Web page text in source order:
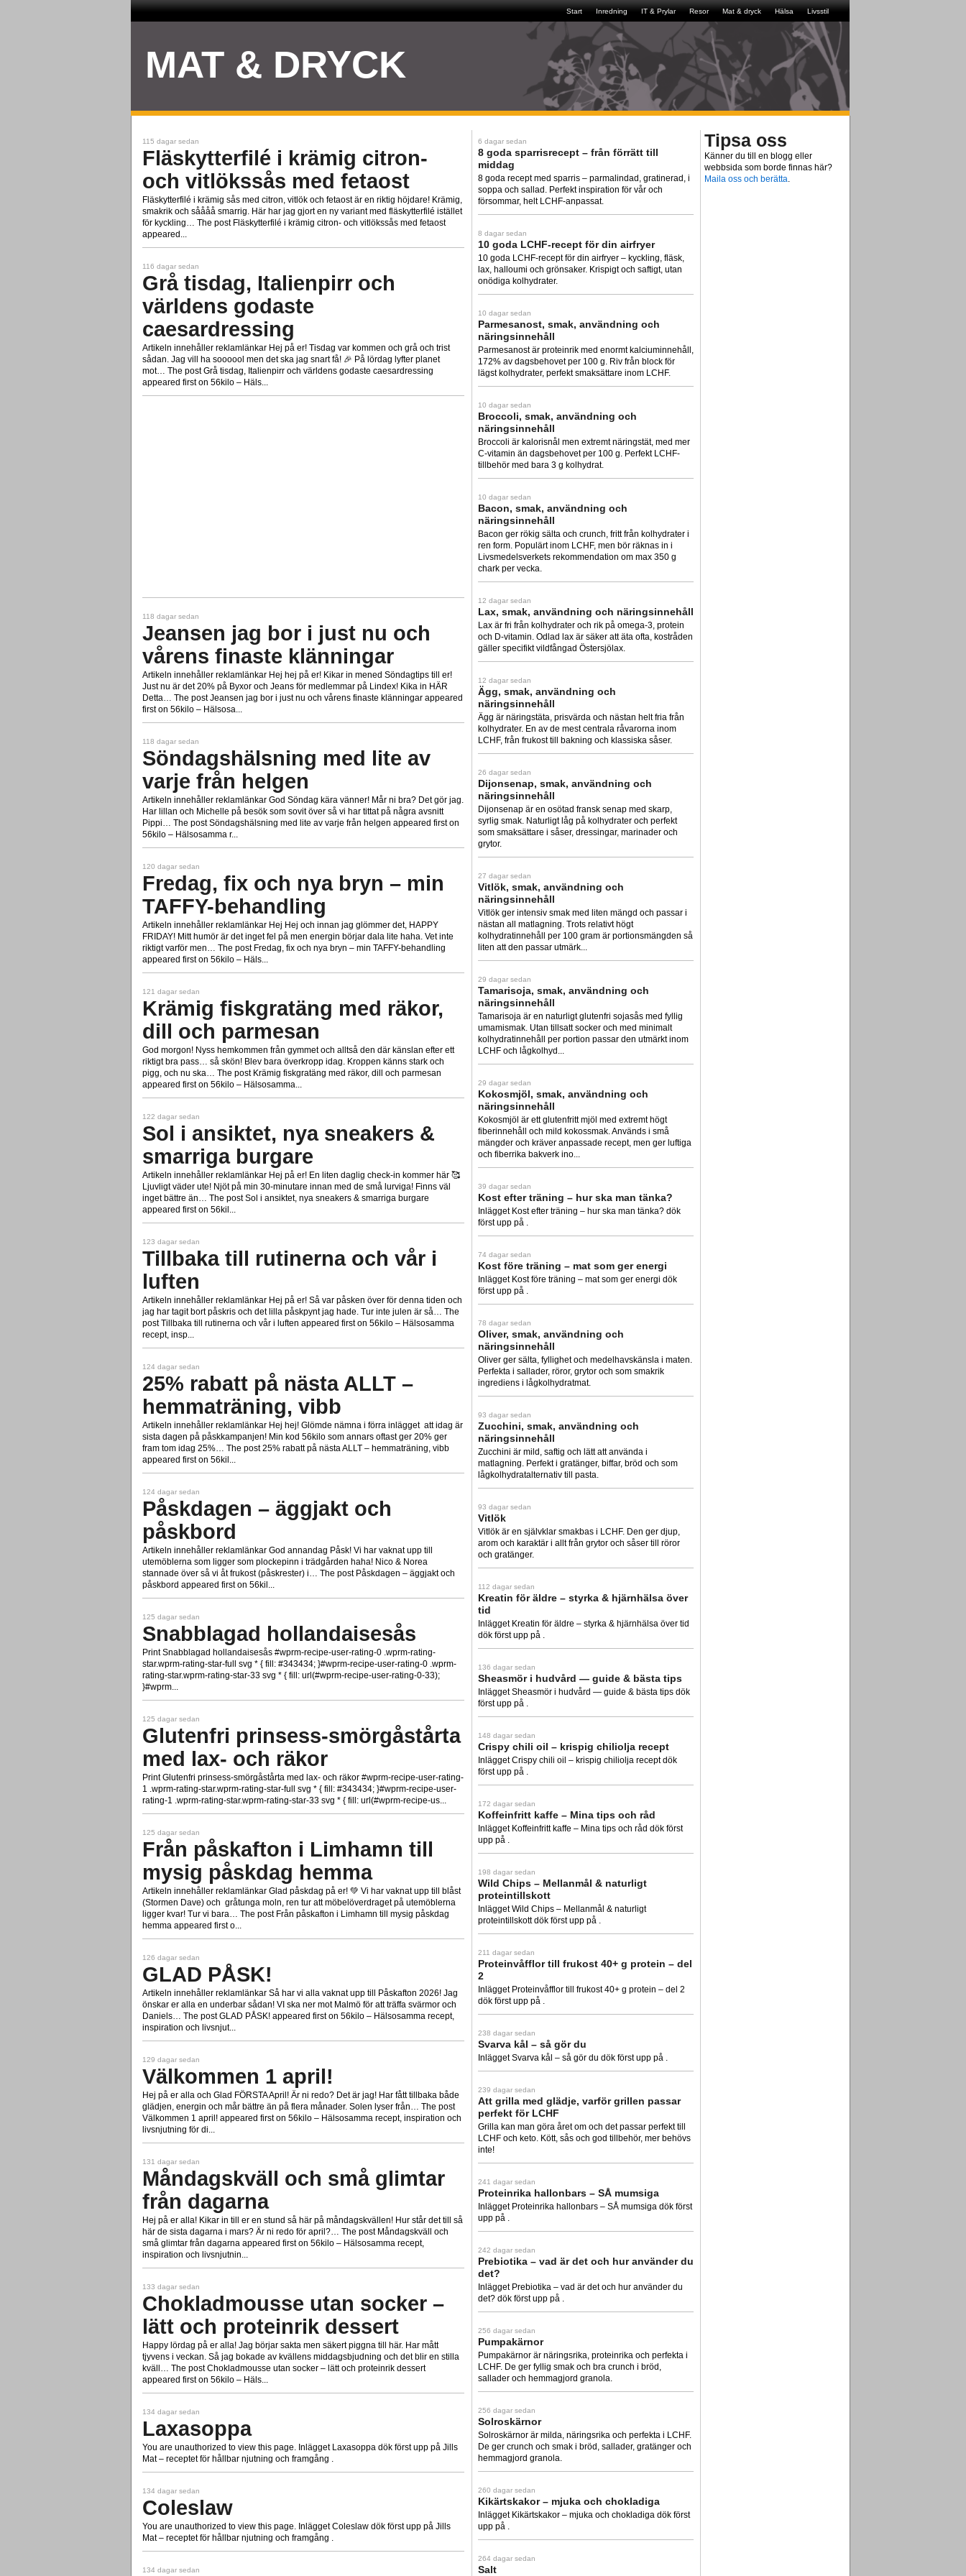
Start Inredning IT & Prylar Resor Mat & dryck Hälsa Livsstil
MAT & DRYCK
115 dagar sedan
Fläskytterfilé i krämig citron-
och vitlökssås med fetaost
Fläskytterfilé i krämig sås med citron, vitlök och fetaost är en riktig höjdare! Krämig,
smakrik och såååå smarrig. Här har jag gjort en ny variant med fläskytterfilé istället
för kyckling… The post Fläskytterfilé i krämig citron- och vitlökssås med fetaost
appeared...
116 dagar sedan
Grå tisdag, Italienpirr och
världens godaste
caesardressing
Artikeln innehåller reklamlänkar Hej på er! Tisdag var kommen och grå och trist
sådan. Jag vill ha soooool men det ska jag snart få! 🎉 På lördag lyfter planet
mot… The post Grå tisdag, Italienpirr och världens godaste caesardressing
appeared first on 56kilo – Häls...
118 dagar sedan
Jeansen jag bor i just nu och
vårens finaste klänningar
Artikeln innehåller reklamlänkar Hej hej på er! Kikar in mened Söndagtips till er!
Just nu är det 20% på Byxor och Jeans för medlemmar på Lindex! Kika in HÄR
Detta… The post Jeansen jag bor i just nu och vårens finaste klänningar appeared
first on 56kilo – Hälsosa...
118 dagar sedan
Söndagshälsning med lite av
varje från helgen
Artikeln innehåller reklamlänkar God Söndag kära vänner! Mår ni bra? Det gör jag.
Har lillan och Michelle på besök som sovit över så vi har tittat på några avsnitt
Pippi… The post Söndagshälsning med lite av varje från helgen appeared first on
56kilo – Hälsosamma r...
120 dagar sedan
Fredag, fix och nya bryn – min
TAFFY-behandling
Artikeln innehåller reklamlänkar Hej Hej och innan jag glömmer det, HAPPY
FRIDAY! Mitt humör är det inget fel på men energin börjar dala lite haha. Vet inte
riktigt varför men… The post Fredag, fix och nya bryn – min TAFFY-behandling
appeared first on 56kilo – Häls...
121 dagar sedan
Krämig fiskgratäng med räkor,
dill och parmesan
God morgon! Nyss hemkommen från gymmet och alltså den där känslan efter ett
riktigt bra pass… så skön! Blev bara överkropp idag. Kroppen känns stark och
pigg, och nu ska… The post Krämig fiskgratäng med räkor, dill och parmesan
appeared first on 56kilo – Hälsosamma...
122 dagar sedan
Sol i ansiktet, nya sneakers &
smarriga burgare
Artikeln innehåller reklamlänkar Hej på er! En liten daglig check-in kommer här 🥰
Ljuvligt väder ute! Njöt på min 30-minutare innan med de små lurviga! Finns väl
inget bättre än… The post Sol i ansiktet, nya sneakers & smarriga burgare
appeared first on 56kil...
123 dagar sedan
Tillbaka till rutinerna och vår i
luften
Artikeln innehåller reklamlänkar Hej på er! Så var påsken över för denna tiden och
jag har tagit bort påskris och det lilla påskpynt jag hade. Tur inte julen är så… The
post Tillbaka till rutinerna och vår i luften appeared first on 56kilo – Hälsosamma
recept, insp...
124 dagar sedan
25% rabatt på nästa ALLT –
hemmaträning, vibb
Artikeln innehåller reklamlänkar Hej hej! Glömde nämna i förra inlägget att idag är
sista dagen på påskkampanjen! Min kod 56kilo som annars oftast ger 20% ger
fram tom idag 25%… The post 25% rabatt på nästa ALLT – hemmaträning, vibb
appeared first on 56kil...
124 dagar sedan
Påskdagen – äggjakt och
påskbord
Artikeln innehåller reklamlänkar God annandag Påsk! Vi har vaknat upp till
utemöblerna som ligger som plockepinn i trädgården haha! Nico & Norea
stannade över så vi åt frukost (påskrester) i… The post Påskdagen – äggjakt och
påskbord appeared first on 56kil...
125 dagar sedan
Snabblagad hollandaisesås
Print Snabblagad hollandaisesås #wprm-recipe-user-rating-0 .wprm-rating-
star.wprm-rating-star-full svg * { fill: #343434; }#wprm-recipe-user-rating-0 .wprm-
rating-star.wprm-rating-star-33 svg * { fill: url(#wprm-recipe-user-rating-0-33);
}#wprm...
125 dagar sedan
Glutenfri prinsess-smörgåstårta
med lax- och räkor
Print Glutenfri prinsess-smörgåstårta med lax- och räkor #wprm-recipe-user-rating-
1 .wprm-rating-star.wprm-rating-star-full svg * { fill: #343434; }#wprm-recipe-user-
rating-1 .wprm-rating-star.wprm-rating-star-33 svg * { fill: url(#wprm-recipe-us...
125 dagar sedan
Från påskafton i Limhamn till
mysig påskdag hemma
Artikeln innehåller reklamlänkar Glad påskdag på er! 💚 Vi har vaknat upp till blåst
(Stormen Dave) och gråtunga moln, ren tur att möbelöverdraget på utemöblerna
ligger kvar! Tur vi bara… The post Från påskafton i Limhamn till mysig påskdag
hemma appeared first o...
126 dagar sedan
GLAD PÅSK!
Artikeln innehåller reklamlänkar Så har vi alla vaknat upp till Påskafton 2026! Jag
önskar er alla en underbar sådan! VI ska ner mot Malmö för att träffa svärmor och
Daniels… The post GLAD PÅSK! appeared first on 56kilo – Hälsosamma recept,
inspiration och livsnjut...
129 dagar sedan
Välkommen 1 april!
Hej på er alla och Glad FÖRSTA April! Är ni redo? Det är jag! Har fått tillbaka både
glädjen, energin och mår bättre än på flera månader. Solen lyser från… The post
Välkommen 1 april! appeared first on 56kilo – Hälsosamma recept, inspiration och
livsnjutning för di...
131 dagar sedan
Måndagskväll och små glimtar
från dagarna
Hej på er alla! Kikar in till er en stund så här på måndagskvällen! Hur står det till så
här de sista dagarna i mars? Är ni redo för april?… The post Måndagskväll och
små glimtar från dagarna appeared first on 56kilo – Hälsosamma recept,
inspiration och livsnjutnin...
133 dagar sedan
Chokladmousse utan socker –
lätt och proteinrik dessert
Happy lördag på er alla! Jag börjar sakta men säkert piggna till här. Har mått
tjyvens i veckan. Så jag bokade av kvällens middagsbjudning och det blir en stilla
kväll… The post Chokladmousse utan socker – lätt och proteinrik dessert
appeared first on 56kilo – Häls...
134 dagar sedan
Laxasoppa
You are unauthorized to view this page. Inlägget Laxasoppa dök först upp på Jills
Mat – receptet för hållbar njutning och framgång .
134 dagar sedan
Coleslaw
You are unauthorized to view this page. Inlägget Coleslaw dök först upp på Jills
Mat – receptet för hållbar njutning och framgång .
134 dagar sedan
6 dagar sedan
8 goda sparrisrecept – från förrätt till
middag
8 goda recept med sparris – parmalindad, gratinerad, i
soppa och sallad. Perfekt inspiration för vår och
försommar, helt LCHF-anpassat.
8 dagar sedan
10 goda LCHF-recept för din airfryer
10 goda LCHF-recept för din airfryer – kyckling, fläsk,
lax, halloumi och grönsaker. Krispigt och saftigt, utan
onödiga kolhydrater.
10 dagar sedan
Parmesanost, smak, användning och
näringsinnehåll
Parmesanost är proteinrik med enormt kalciuminnehåll,
172% av dagsbehovet per 100 g. Riv från block för
lägst kolhydrater, perfekt smaksättare inom LCHF.
10 dagar sedan
Broccoli, smak, användning och
näringsinnehåll
Broccoli är kalorisnål men extremt näringstät, med mer
C-vitamin än dagsbehovet per 100 g. Perfekt LCHF-
tillbehör med bara 3 g kolhydrat.
10 dagar sedan
Bacon, smak, användning och
näringsinnehåll
Bacon ger rökig sälta och crunch, fritt från kolhydrater i
ren form. Populärt inom LCHF, men bör räknas in i
Livsmedelsverkets rekommendation om max 350 g
chark per vecka.
12 dagar sedan
Lax, smak, användning och näringsinnehåll
Lax är fri från kolhydrater och rik på omega-3, protein
och D-vitamin. Odlad lax är säker att äta ofta, kostråden
gäller specifikt vildfångad Östersjölax.
12 dagar sedan
Ägg, smak, användning och
näringsinnehåll
Ägg är näringstäta, prisvärda och nästan helt fria från
kolhydrater. En av de mest centrala råvarorna inom
LCHF, från frukost till bakning och klassiska såser.
26 dagar sedan
Dijonsenap, smak, användning och
näringsinnehåll
Dijonsenap är en osötad fransk senap med skarp,
syrlig smak. Naturligt låg på kolhydrater och perfekt
som smaksättare i såser, dressingar, marinader och
grytor.
27 dagar sedan
Vitlök, smak, användning och
näringsinnehåll
Vitlök ger intensiv smak med liten mängd och passar i
nästan all matlagning. Trots relativt högt
kolhydratinnehåll per 100 gram är portionsmängden så
liten att den passar utmärk...
29 dagar sedan
Tamarisoja, smak, användning och
näringsinnehåll
Tamarisoja är en naturligt glutenfri sojasås med fyllig
umamismak. Utan tillsatt socker och med minimalt
kolhydratinnehåll per portion passar den utmärkt inom
LCHF och lågkolhyd...
29 dagar sedan
Kokosmjöl, smak, användning och
näringsinnehåll
Kokosmjöl är ett glutenfritt mjöl med extremt högt
fiberinnehåll och mild kokossmak. Används i små
mängder och kräver anpassade recept, men ger luftiga
och fiberrika bakverk ino...
39 dagar sedan
Kost efter träning – hur ska man tänka?
Inlägget Kost efter träning – hur ska man tänka? dök
först upp på .
74 dagar sedan
Kost före träning – mat som ger energi
Inlägget Kost före träning – mat som ger energi dök
först upp på .
78 dagar sedan
Oliver, smak, användning och
näringsinnehåll
Oliver ger sälta, fyllighet och medelhavskänsla i maten.
Perfekta i sallader, röror, grytor och som smakrik
ingrediens i lågkolhydratmat.
93 dagar sedan
Zucchini, smak, användning och
näringsinnehåll
Zucchini är mild, saftig och lätt att använda i
matlagning. Perfekt i gratänger, biffar, bröd och som
lågkolhydratalternativ till pasta.
93 dagar sedan
Vitlök
Vitlök är en självklar smakbas i LCHF. Den ger djup,
arom och karaktär i allt från grytor och såser till röror
och gratänger.
112 dagar sedan
Kreatin för äldre – styrka & hjärnhälsa över
tid
Inlägget Kreatin för äldre – styrka & hjärnhälsa över tid
dök först upp på .
136 dagar sedan
Sheasmör i hudvård — guide & bästa tips
Inlägget Sheasmör i hudvård — guide & bästa tips dök
först upp på .
148 dagar sedan
Crispy chili oil – krispig chiliolja recept
Inlägget Crispy chili oil – krispig chiliolja recept dök
först upp på .
172 dagar sedan
Koffeinfritt kaffe – Mina tips och råd
Inlägget Koffeinfritt kaffe – Mina tips och råd dök först
upp på .
198 dagar sedan
Wild Chips – Mellanmål & naturligt
proteintillskott
Inlägget Wild Chips – Mellanmål & naturligt
proteintillskott dök först upp på .
211 dagar sedan
Proteinvåfflor till frukost 40+ g protein – del
2
Inlägget Proteinvåfflor till frukost 40+ g protein – del 2
dök först upp på .
238 dagar sedan
Svarva kål – så gör du
Inlägget Svarva kål – så gör du dök först upp på .
239 dagar sedan
Att grilla med glädje, varför grillen passar
perfekt för LCHF
Grilla kan man göra året om och det passar perfekt till
LCHF och keto. Kött, sås och god tillbehör, mer behövs
inte!
241 dagar sedan
Proteinrika hallonbars – SÅ mumsiga
Inlägget Proteinrika hallonbars – SÅ mumsiga dök först
upp på .
242 dagar sedan
Prebiotika – vad är det och hur använder du
det?
Inlägget Prebiotika – vad är det och hur använder du
det? dök först upp på .
256 dagar sedan
Pumpakärnor
Pumpakärnor är näringsrika, proteinrika och perfekta i
LCHF. De ger fyllig smak och bra crunch i bröd,
sallader och hemmagjord granola.
256 dagar sedan
Solroskärnor
Solroskärnor är milda, näringsrika och perfekta i LCHF.
De ger crunch och smak i bröd, sallader, gratänger och
hemmagjord granola.
260 dagar sedan
Kikärtskakor – mjuka och chokladiga
Inlägget Kikärtskakor – mjuka och chokladiga dök först
upp på .
264 dagar sedan
Salt
Tipsa oss
Känner du till en blogg eller
webbsida som borde finnas här?
Maila oss och berätta.